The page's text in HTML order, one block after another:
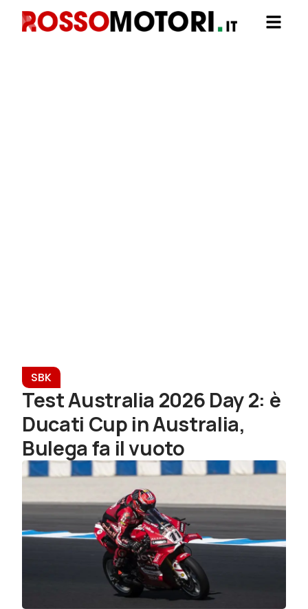
SBK
Test Australia 2026 Day 2: è
Ducati Cup in Australia,
Bulega fa il vuoto